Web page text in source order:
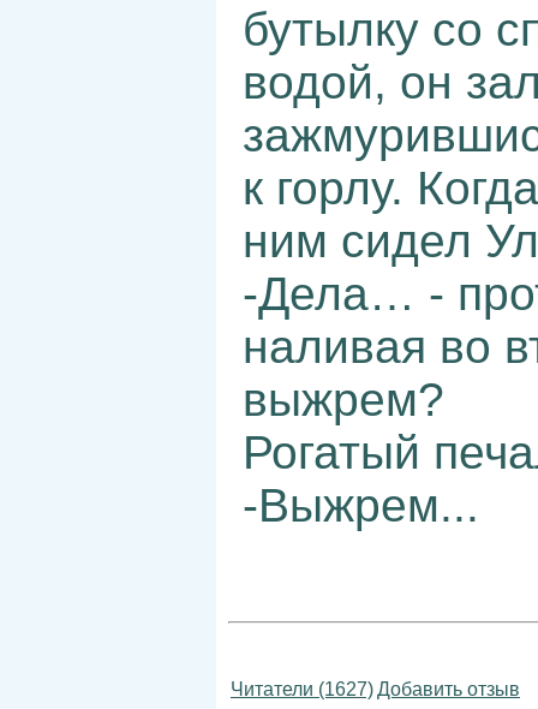
бутылку со
водой, он
к горлу.
ним сидел
-Дела… -
наливая во
выжрем?
Рогатый
-Выжрем...
Читатели (1627)Добавить отзыв